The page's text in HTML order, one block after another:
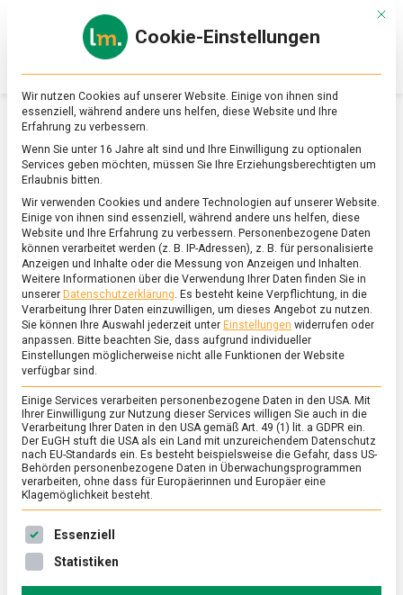
Online-
Magazin
zu
&
Ernährung
SCHLAGWORT:ZUTATEN
FEATURED/WIRTSCHAFT
Vanillin aus Holzabfällen: Neues,
energieeffizientes Verfahren aus Mainz
19. Juni 2020
Neues,
Ein Chemiker hat ein Verfahren entwickelt, Vanillin
umweltverträglich, effizient und
Mit
Cookie-Einstellungen
Wir nutzen Cookies auf unserer Website. Einige von ihnen sind
essenziell, während andere uns helfen, diese Website und Ihre
Erfahrung zu verbessern.
Wenn Sie unter 16 Jahre alt sind und Ihre Einwilligung zu optionalen
Services geben möchten, müssen Sie Ihre Erziehungsberechtigten um
Erlaubnis bitten.
Wir verwenden Cookies und andere Technologien auf unserer Website.
Einige von ihnen sind essenziell, während andere uns helfen, diese
Website und Ihre Erfahrung zu verbessern. Personenbezogene Daten
können verarbeitet werden (z. B. IP-Adressen), z. B. für personalisierte
Anzeigen und Inhalte oder die Messung von Anzeigen und Inhalten.
Weitere Informationen über die Verwendung Ihrer Daten finden Sie in
unserer Datenschutzerklärung. Es besteht keine Verpflichtung, in die
Verarbeitung Ihrer Daten einzuwilligen, um dieses Angebot zu nutzen.
Sie können Ihre Auswahl jederzeit unter Einstellungen widerrufen oder
anpassen. Bitte beachten Sie, dass aufgrund individueller
Einstellungen möglicherweise nicht alle Funktionen der Website
verfügbar sind.
Einige Services verarbeiten personenbezogene Daten in den USA. Mit
Ihrer Einwilligung zur Nutzung dieser Services willigen Sie auch in die
Verarbeitung Ihrer Daten in den USA gemäß Art. 49 (1) lit. a GDPR ein.
Der EuGH stuft die USA als ein Land mit unzureichendem Datenschutz
nach EU-Standards ein. Es besteht beispielsweise die Gefahr, dass US-
Behörden personenbezogene Daten in Überwachungsprogrammen
verarbeiten, ohne dass für Europäerinnen und Europäer eine
Klagemöglichkeit besteht.
Es folgt eine Liste der Service-Gruppen, für die eine
Essenziell
Statistiken